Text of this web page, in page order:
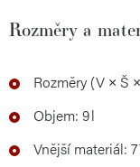
Rozměry a
Rozměry (V × Š
Objem: 9 l
Vnější materiál: